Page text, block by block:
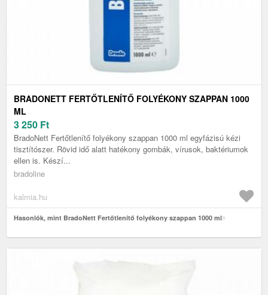
BRADONETT FERTŐTLENÍTŐ FOLYÉKONY SZAPPAN 1000
ML
3 250 Ft
BradoNett Fertőtlenítő folyékony szappan 1000 ml egyfázisú kézi
tisztítószer. Rövid idő alatt hatékony gombák, vírusok, baktériumok
ellen is. Készí...
bradoline
kalmia.hu
Hasonlók, mint BradoNett Fertőtlenítő folyékony szappan 1000 ml